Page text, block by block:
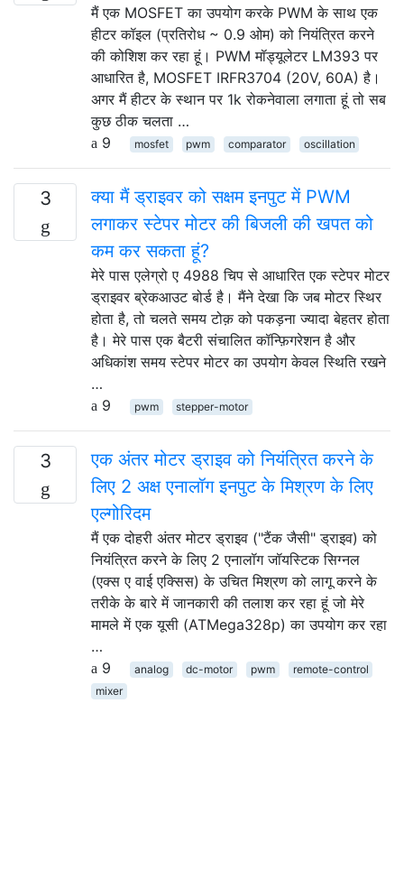
मैं एक MOSFET का उपयोग करके PWM के साथ एक
हीटर कॉइल (प्रतिरोध ~ 0.9 ओम) को नियंत्रित करने
की कोशिश कर रहा हूं। PWM मॉड्यूलेटर LM393 पर
आधारित है, MOSFET IRFR3704 (20V, 60A) है।
अगर मैं हीटर के स्थान पर 1k रोकनेवाला लगाता हूं तो सब
कुछ ठीक चलता …
9
mosfet pwm comparator oscillation
3
क्या मैं ड्राइवर को सक्षम इनपुट में PWM
लगाकर स्टेपर मोटर की बिजली की खपत को
कम कर सकता हूं?
मेरे पास एलेग्रो ए 4988 चिप से आधारित एक स्टेपर मोटर
ड्राइवर ब्रेकआउट बोर्ड है। मैंने देखा कि जब मोटर स्थिर
होता है, तो चलते समय टोक़ को पकड़ना ज्यादा बेहतर होता
है। मेरे पास एक बैटरी संचालित कॉन्फ़िगरेशन है और
अधिकांश समय स्टेपर मोटर का उपयोग केवल स्थिति रखने
…
9
pwm stepper-motor
3
एक अंतर मोटर ड्राइव को नियंत्रित करने के
लिए 2 अक्ष एनालॉग इनपुट के मिश्रण के लिए
एल्गोरिदम
मैं एक दोहरी अंतर मोटर ड्राइव ("टैंक जैसी" ड्राइव) को
नियंत्रित करने के लिए 2 एनालॉग जॉयस्टिक सिग्नल
(एक्स ए वाई एक्सिस) के उचित मिश्रण को लागू करने के
तरीके के बारे में जानकारी की तलाश कर रहा हूं जो मेरे
मामले में एक यूसी (ATMega328p) का उपयोग कर रहा
…
9
analog dc-motor pwm
remote-control
mixer